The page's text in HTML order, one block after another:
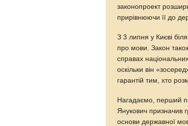
законопроект
прирівнюючи її до
З 3 липня у Києві
про мови. Закон
справах
оскільки він
гарантій тим, хто
Нагадаємо, перший
Янукович призначив
основи державної